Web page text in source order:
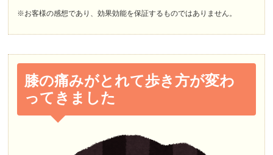
※お客様の感想であり、効果効能を保証するものではありません。
膝の痛みがとれて歩き方が変わ
ってきました